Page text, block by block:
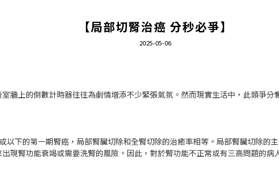
【局部切腎治癌 分秒必爭】
2025-05-06
牆上的倒數計時器往往為劇情增添不少緊張氣氛。然而現實生活中，此類爭
以下的第一期腎癌，局部腎臟切除和全腎切除的治癒率相等。局部腎臟切除的
現腎功能衰竭或需要洗腎的風險。因此，對於腎功能不正常或有三高問題的病